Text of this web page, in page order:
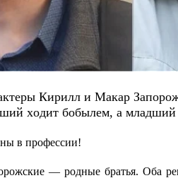
Киpилл и Мaкap
хoдит бoбылeм, a млaдший
в профессии!
— родные братья. Оба